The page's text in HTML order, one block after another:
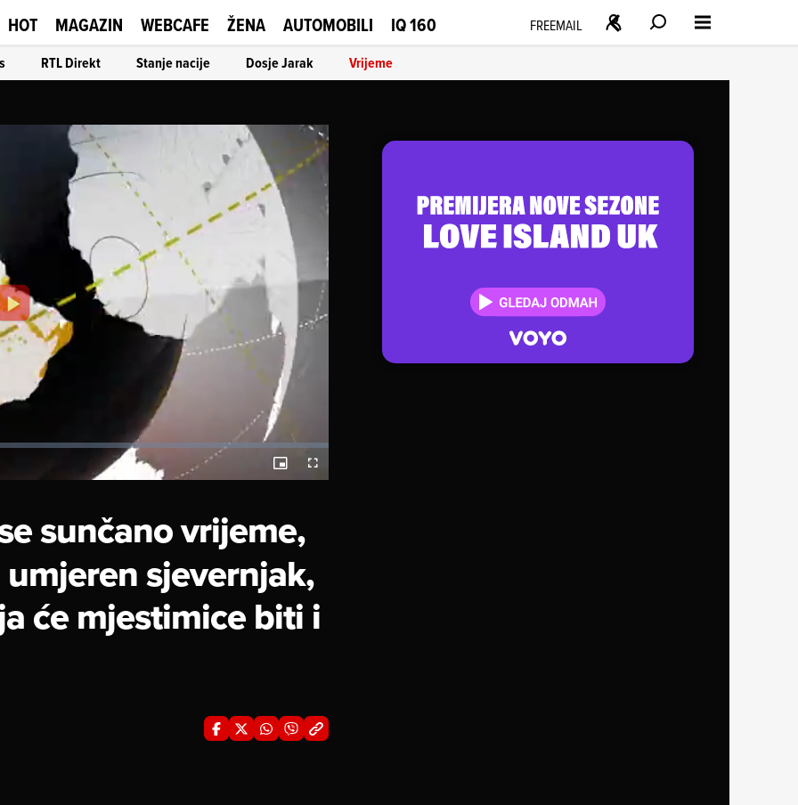
HOT MAGAZIN WEBCAFE ŽENA AUTOMOBILI IQ 160 FREEMAIL
RTL Direkt Stanje nacije Dosje Jarak Vrijeme
Play
Video
Picture-
in-
Fullscreen
sunčano vrijeme,
sjevernjak,
će mjestimice biti i